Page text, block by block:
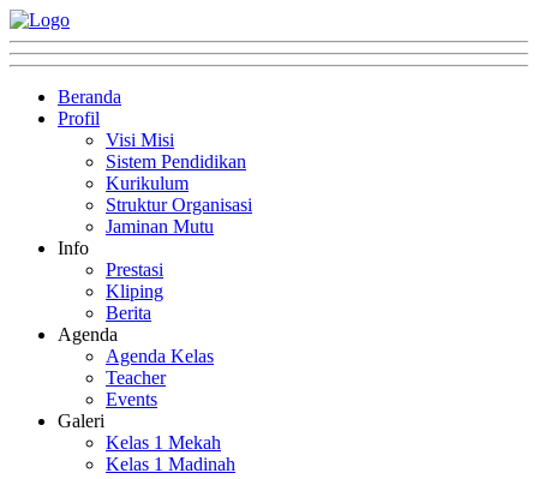
Beranda
Profil
Visi Misi
Sistem Pendidikan
Kurikulum
Struktur Organisasi
Jaminan Mutu
Info
Prestasi
Kliping
Berita
Agenda
Agenda Kelas
Teacher
Events
Galeri
Kelas 1 Mekah
Kelas 1 Madinah